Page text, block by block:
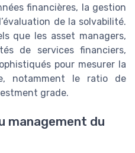
financières, la gestion
de la solvabilité.
que les asset managers,
de services financiers,
pour mesurer la
notamment le ratio de
grade.
management du